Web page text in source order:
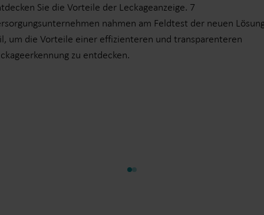
Sie die Vorteile der Leckageanzeige. 7
nahmen am Feldtest der neuen
um die Vorteile einer effizienteren und transparenteren
zu entdecken.